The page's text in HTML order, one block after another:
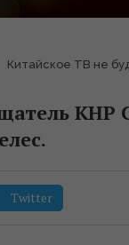
Китайское ТВ не
КНР
Twitter